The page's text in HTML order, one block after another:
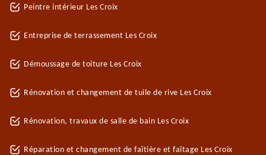
Peintre intérieur Les Croix
Entreprise de terrassement Les Croix
Démoussage de toiture Les Croix
Rénovation et changement de tuile de rive Les Croix
Rénovation, travaux de salle de bain Les Croix
Réparation et changement de faîtière et faîtage Les Croix